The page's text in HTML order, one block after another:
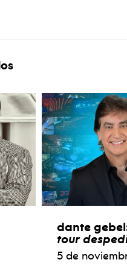
dante
tour
5 de